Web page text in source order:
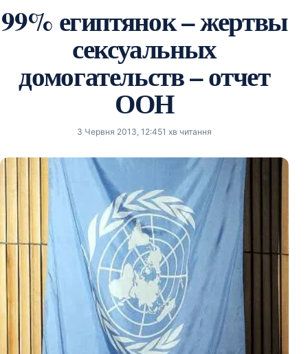
99% египтянок – жертвы
сексуальных
домогательств – отчет
ООН
3 Червня 2013, 12:451 хв читання